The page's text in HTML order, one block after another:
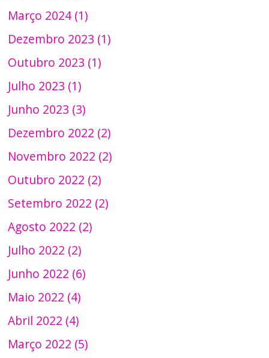
Março 2024 (1)
Dezembro 2023 (1)
Outubro 2023 (1)
Julho 2023 (1)
Junho 2023 (3)
Dezembro 2022 (2)
Novembro 2022 (2)
Outubro 2022 (2)
Setembro 2022 (2)
Agosto 2022 (2)
Julho 2022 (2)
Junho 2022 (6)
Maio 2022 (4)
Abril 2022 (4)
Março 2022 (5)